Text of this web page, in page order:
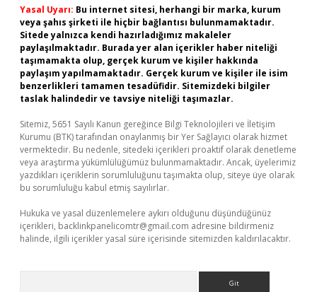
Yasal Uyarı: Bu internet sitesi, herhangi bir marka, kurum
veya şahıs şirketi ile hiçbir bağlantısı bulunmamaktadır.
Sitede yalnızca kendi hazırladığımız makaleler
paylaşılmaktadır. Burada yer alan içerikler haber niteliği
taşımamakta olup, gerçek kurum ve kişiler hakkında
paylaşım yapılmamaktadır. Gerçek kurum ve kişiler ile isim
benzerlikleri tamamen tesadüfidir. Sitemizdeki bilgiler
taslak halindedir ve tavsiye niteliği taşımazlar.
Sitemiz, 5651 Sayılı Kanun gereğince Bilgi Teknolojileri ve İletişim
Kurumu (BTK) tarafından onaylanmış bir Yer Sağlayıcı olarak hizmet
vermektedir. Bu nedenle, sitedeki içerikleri proaktif olarak denetleme
veya araştırma yükümlülüğümüz bulunmamaktadır. Ancak, üyelerimiz
yazdıkları içeriklerin sorumluluğunu taşımakta olup, siteye üye olarak
bu sorumluluğu kabul etmiş sayılırlar.
Hukuka ve yasal düzenlemelere aykırı olduğunu düşündüğünüz
içerikleri, backlinkpanelicomtr@gmail.com adresine bildirmeniz
halinde, ilgili içerikler yasal süre içerisinde sitemizden kaldırılacaktır.